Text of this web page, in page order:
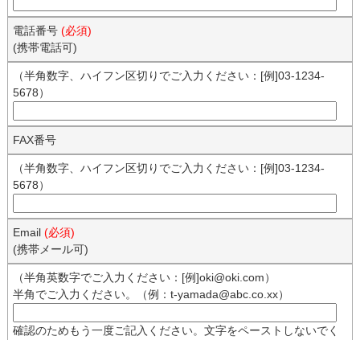
電話番号 (必須)
(携帯電話可)
（半角数字、ハイフン区切りでご入力ください：[例]03-1234-
5678）
FAX番号
（半角数字、ハイフン区切りでご入力ください：[例]03-1234-
5678）
Email (必須)
(携帯メール可)
（半角英数字でご入力ください：[例]oki@oki.com）
半角でご入力ください。（例：t-yamada@abc.co.xx）
確認のためもう一度ご記入ください。文字をペーストしないでく